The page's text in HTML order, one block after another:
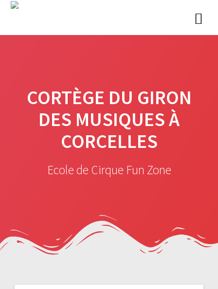
CORTÈGE DU GIRON
DES MUSIQUES À
CORCELLES
Ecole de Cirque Fun Zone